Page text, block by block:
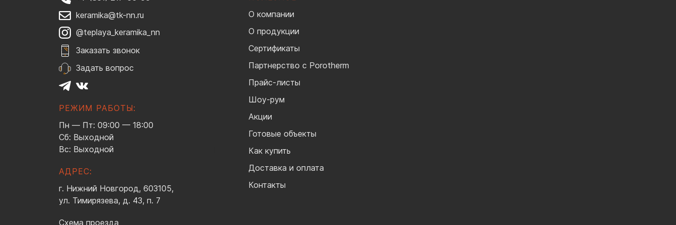
keramika@tk-nn.ru
@teplaya_keramika_nn
Заказать звонок
Задать вопрос
РЕЖИМ РАБОТЫ:
Пн — Пт: 09:00 — 18:00
Сб: Выходной
Вс: Выходной
АДРЕС:
г. Нижний Новгород, 603105,
ул. Тимирязева, д. 43, п. 7
Схема проезда
О компании
О продукции
Сертификаты
Партнерство с Porotherm
Прайс-листы
Шоу-рум
Акции
Готовые объекты
Как купить
Доставка и оплата
Контакты